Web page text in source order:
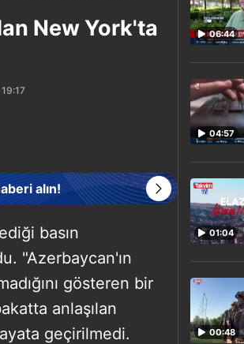
New York'ta
alın!
basın
"Azerbaycan'ın
gösteren bir
anlaşılan
geçirilmedi.
06:44
04:57
01:04
00:48